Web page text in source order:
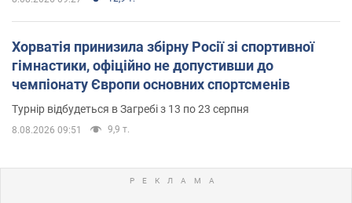
Хорватія принизила збірну Росії зі спортивної
гімнастики, офіційно не допустивши до
чемпіонату Європи основних спортсменів
Турнір відбудеться в Загребі з 13 по 23 серпня
8.08.2026 09:51 9,9 т.